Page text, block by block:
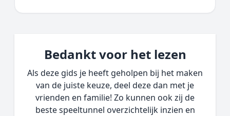
Bedankt voor het lezen
Als deze gids je heeft geholpen bij het maken
van de juiste keuze, deel deze dan met je
vrienden en familie! Zo kunnen ook zij de
beste speeltunnel overzichtelijk inzien en